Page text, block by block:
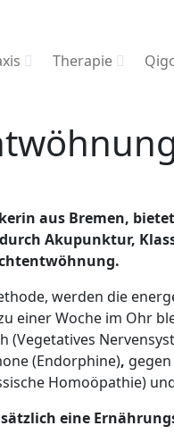
Therapie
aus Bremen,
Akupunktur,
werden die
einer Woche im Ohr
(Vegetatives
(Endorphine),
Homoöpathie)
eine